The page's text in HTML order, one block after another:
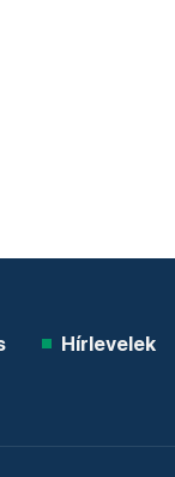
Hírlevelek